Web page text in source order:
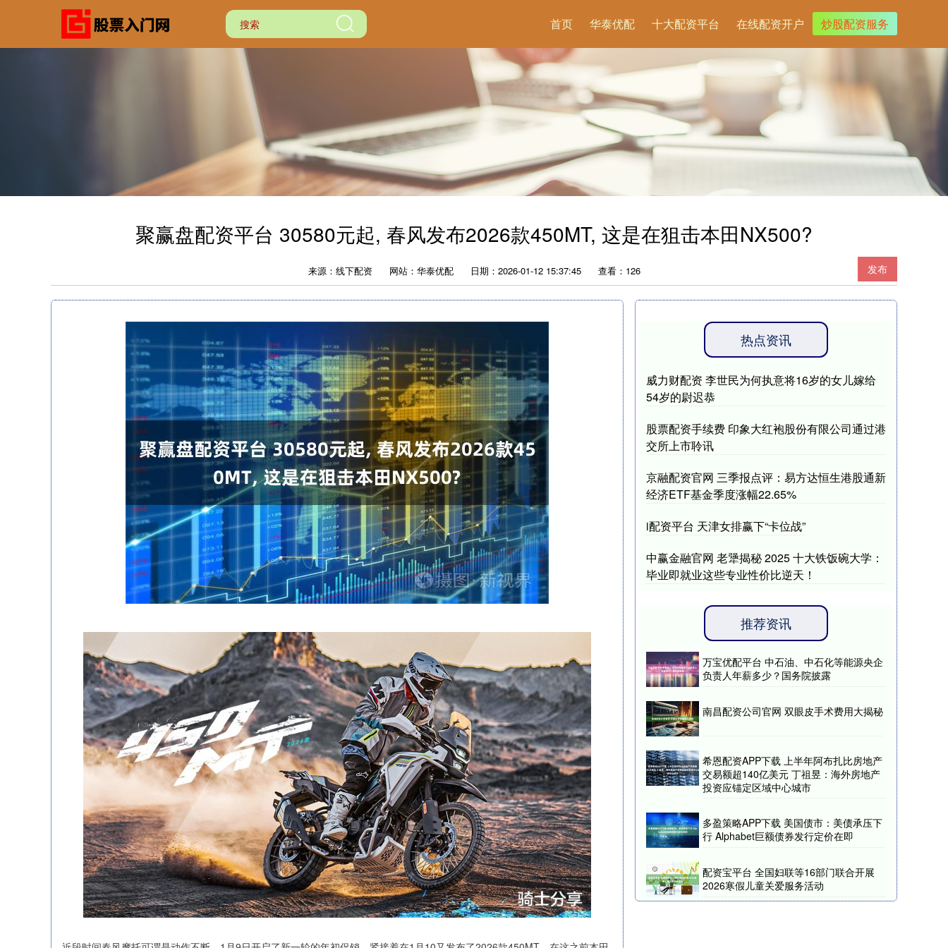
首页 华泰优配 十大配资平台 在线配资开户 炒股配资服务
聚赢盘配资平台 30580元起, 春风发布2026款450MT, 这是在狙击本田NX500?
发布
来源：线下配资 网站：华泰优配 日期：2026-01-12 15:37:45 查看：126
热点资讯
威力财配资 李世民为何执意将16岁的女儿嫁给
54岁的尉迟恭
股票配资手续费 印象大红袍股份有限公司通过港
交所上市聆讯
京融配资官网 三季报点评：易方达恒生港股通新
经济ETF基金季度涨幅22.65%
i配资平台 天津女排赢下“卡位战”
中赢金融官网 老犟揭秘 2025 十大铁饭碗大学：
毕业即就业这些专业性价比逆天！
推荐资讯
万宝优配平台 中石油、中石化等能源央企
负责人年薪多少？国务院披露
南昌配资公司官网 双眼皮手术费用大揭秘
希恩配资APP下载 上半年阿布扎比房地产
交易额超140亿美元 丁祖昱：海外房地产
投资应锚定区域中心城市
多盈策略APP下载 美国债市：美债承压下
行 Alphabet巨额债券发行定价在即
配资宝平台 全国妇联等16部门联合开展
2026寒假儿童关爱服务活动